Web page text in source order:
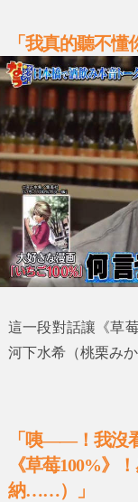
「我真的聽不懂
這一段對話讓 《草
河下水希（桃栗み
「咦——！我沒
《草莓100%》
納……）
」